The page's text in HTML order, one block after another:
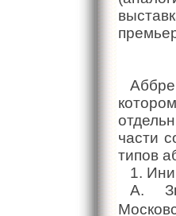
части
типов
1.
А.